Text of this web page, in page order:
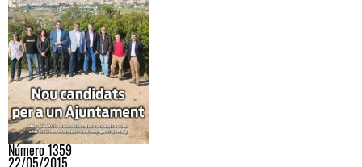
Número 1359
22/05/2015